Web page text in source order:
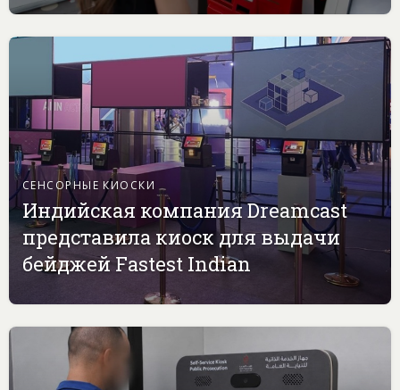
СЕНСОРНЫЕ КИОСКИ
Индийская компания Dreamcast
представила киоск для выдачи
бейджей Fastest Indian